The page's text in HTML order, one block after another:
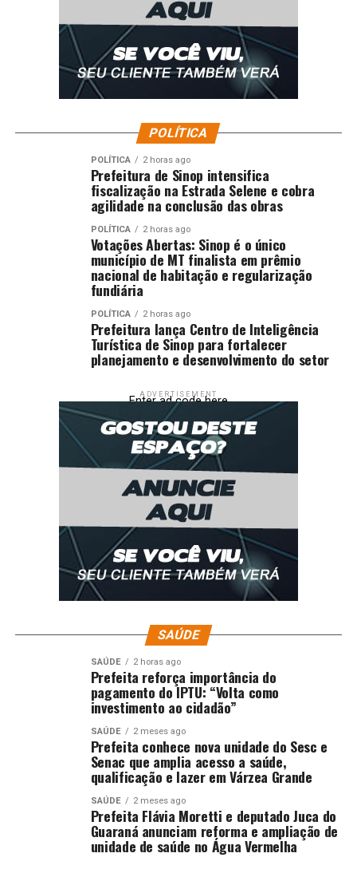
Acesso com certificado digital garante mais segurança
nos pedidos de serviços judiciários
DON'T MISS
TJMT mobiliza conciliações e julgamentos na área
ambiental durante a Semana da Pauta Verde
POLÍTICA
POLÍTICA 2 horas ago
Prefeitura de Sinop intensifica
fiscalização na Estrada Selene e cobra
agilidade na conclusão das obras
POLÍTICA 2 horas ago
Votações Abertas: Sinop é o único
município de MT finalista em prêmio
nacional de habitação e regularização
fundiária
POLÍTICA 2 horas ago
Prefeitura lança Centro de Inteligência
Turística de Sinop para fortalecer
planejamento e desenvolvimento do setor
ADVERTISEMENT
Enter ad code here
SAÚDE
SAÚDE 2 horas ago
Prefeita reforça importância do
pagamento do IPTU: “Volta como
investimento ao cidadão”
SAÚDE 2 meses ago
Prefeita conhece nova unidade do Sesc e
Senac que amplia acesso a saúde,
qualificação e lazer em Várzea Grande
SAÚDE 2 meses ago
Prefeita Flávia Moretti e deputado Juca do
Guaraná anunciam reforma e ampliação de
unidade de saúde no Água Vermelha